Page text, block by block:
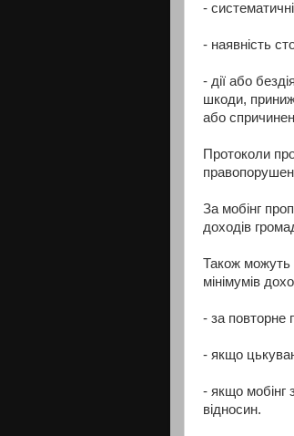
-
- наявність
- дії або
шкоди,
або
Протоколи
За мобінг
доходів
Також можуть
мінімумів
- за повторне
- якщо
- якщо мобінг
відносин.